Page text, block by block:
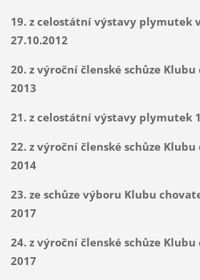
19. z celostátnívýstavy plymutek
27.10.2012
20. z výroční členské schůze
2013
21. z celostátní výstavy plymutek
22. z výroční členské schůze
2014
23. ze schůze výboru Klubu
2017
24. z výroční členské schůze
2017